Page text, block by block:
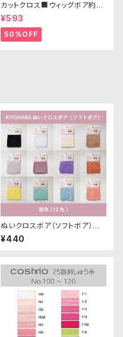
カットクロス■ウィッグボア約8c
m(ブルー)WB018 ボア生地 25
cm × 45cm
¥593
50%OFF
ぬいクロスボア（ソフトボア）カッ
トクロス各色A（新色）｜清原株
式会社
¥440